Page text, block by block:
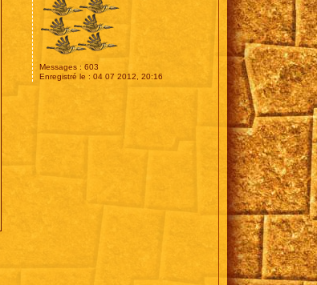
Messages : 603
Enregistré le : 04 07 2012, 20:16